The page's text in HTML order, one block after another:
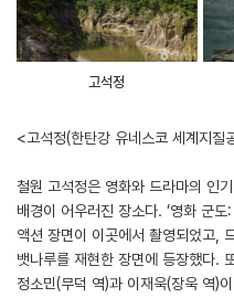
고석정
<고석정(한탄강 유네스코 세계지질
철원 고석정은 영화와 드라마의 인
배경이 어우러진 장소다. ‘영화 군
액션 장면이 이곳에서 촬영되었고,
뱃나루를 재현한 장면에 등장했다.
정소민(무덕 역)과 이재욱(장욱 역)